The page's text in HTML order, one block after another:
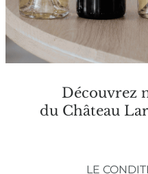
Découvrez
du Château
LE